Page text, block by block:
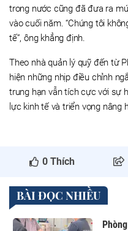
trong nước cũng đã đưa ra
vào cuối năm. “Chúng tôi
tế”, ông khẳng định.
Theo nhà quản lý quỹ đến từ
hiện những nhịp điều chỉnh
trung hạn vẫn tích cực với sự
lực kinh tế và triển vọng nâng
0 Thích
BÀI ĐỌC NHIỀU